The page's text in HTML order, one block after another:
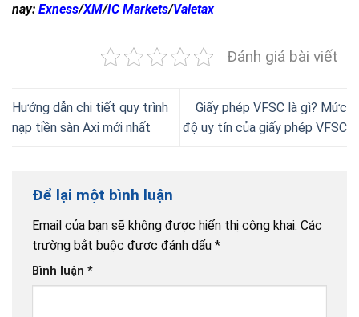
nay: Exness/XM/IC Markets/Valetax
Đánh giá bài viết
Hướng dẫn chi tiết quy trình
nạp tiền sàn Axi mới nhất
Giấy phép VFSC là gì? Mức
độ uy tín của giấy phép VFSC
Để lại một bình luận
Email của bạn sẽ không được hiển thị công khai. Các
trường bắt buộc được đánh dấu *
Bình luận *